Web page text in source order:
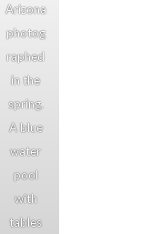
Arizona
photog
raphed
in the
spring.
A blue
water
pool
with
tables